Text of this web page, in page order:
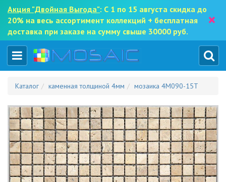
Акция "Двойная Выгода": С 1 по 15 августа скидка до
20% на весь ассортимент коллекций + бесплатная
доставка при заказе на сумму свыше 30000 руб.
×
Каталог каменная толщиной 4мм мозаика 4M090-15T